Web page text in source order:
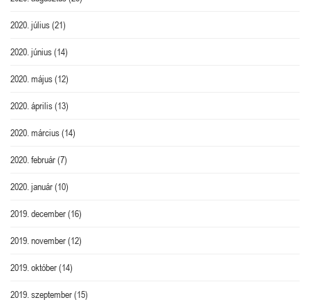
2020. július(21)
2020. június(14)
2020. május(12)
2020. április(13)
2020. március(14)
2020. február(7)
2020. január(10)
2019. december(16)
2019. november(12)
2019. október(14)
2019. szeptember(15)